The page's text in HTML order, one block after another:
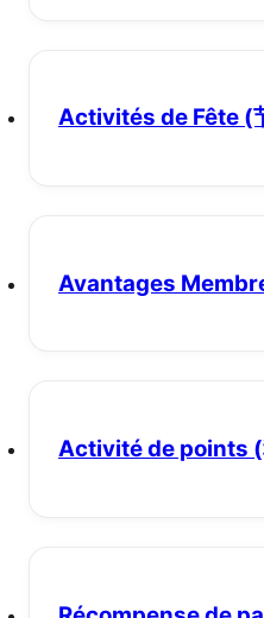
Activités de Fête (
Avantages
Activité de points